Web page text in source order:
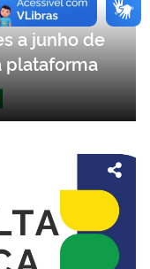
a junho de
plataforma